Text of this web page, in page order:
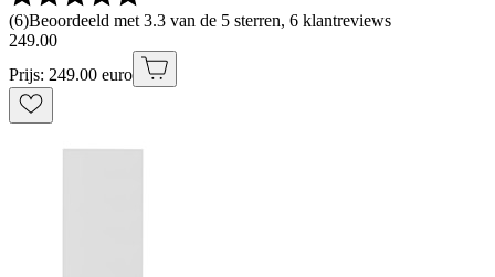
(6)Beoordeeld met 3.3 van de 5 sterren, 6 klantreviews
249.00
Prijs: 249.00 euro